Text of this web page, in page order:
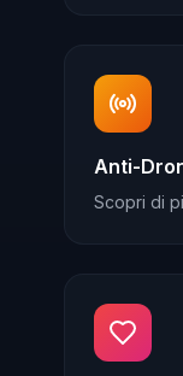
Anti-
Scopri di